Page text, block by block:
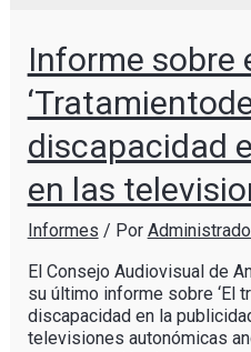
Informe sobre
discapacidad
en las
Informes / Por
El Consejo Audiovisual de
su último informe sobre ‘El
discapacidad en la
televisiones autonómicas